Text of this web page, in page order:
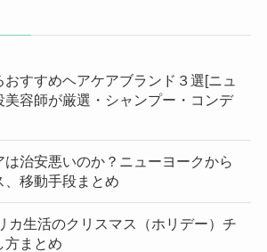
すすめヘアケアブランド３選[ニュ
美容師が厳選・シャンプー・コンデ
は治安悪いのか？ニューヨークから
移動手段まとめ
カ生活のクリスマス（ホリデー）チ
方まとめ